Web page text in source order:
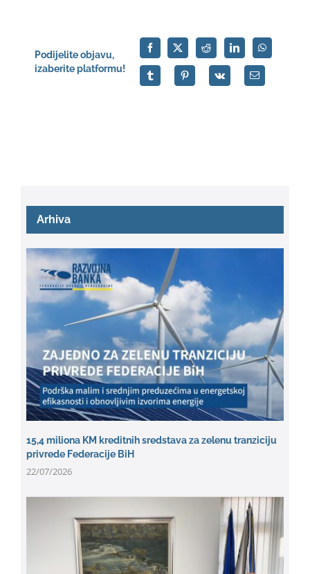
Podijelite objavu,
izaberite platformu!
Arhiva
15,4 miliona KM kreditnih sredstava za zelenu tranziciju
privrede Federacije BiH
22/07/2026